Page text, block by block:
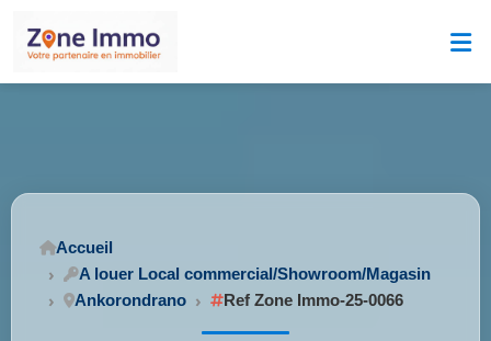
Accueil
A louer Local commercial/Showroom/Magasin
Ankorondrano
Ref Zone Immo-25-0066